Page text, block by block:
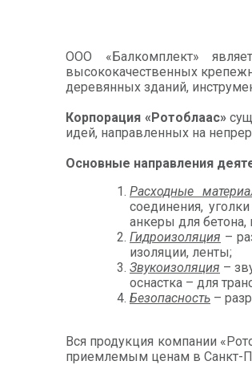
ООО «Балкомплект»
высококачественных
деревянных зданий,
Корпорация «Ротоблаас»
идей, направленных на
Основные направления
Расходные
соединения,
анкеры для бетона,
Гидроизоляция –
изоляции, ленты;
Звукоизоляция –
оснастка – для
Безопасность –
Вся продукция компании
приемлемым ценам в Санкт-